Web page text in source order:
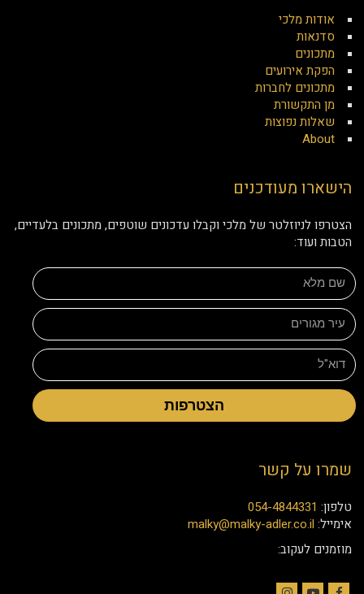
אודות מלכי
סדנאות
מתכונים
הפקת אירועים
מתכונים לחברות
מן התקשורת
שאלות נפוצות
About
הישארו מעודכנים
הצטרפו לניוזלטר של מלכי וקבלו עדכונים שוטפים, מתכונים בלעדיים,
הטבות ועוד:
הצטרפות
שמרו על קשר
טלפון: 054-4844331
אימייל: malky@malky-adler.co.il
מוזמנים לעקוב: